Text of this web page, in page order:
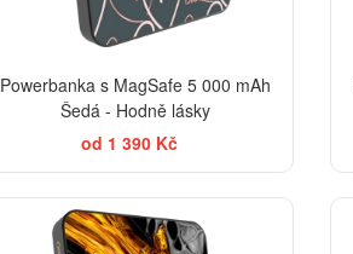
Powerbanka s MagSafe 5 000 mAh
Šedá - Hodně lásky
od 1 390 Kč